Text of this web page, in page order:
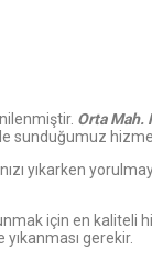
OrtaMah.
sunduğumuz
yıkarken
için en kaliteli
gerekir.